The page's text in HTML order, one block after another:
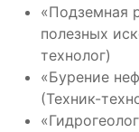
«Подземная
полезных
технолог)
«Бурение
(Техник-